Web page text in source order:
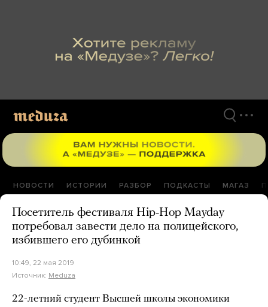
НОВОСТИ ИСТОРИИ РАЗБОР ПОДКАСТЫ МАГАЗ
Посетитель фестиваля Hip-Hop Mayday
потребовал завести дело на полицейского,
избившего его дубинкой
10:49, 22 мая 2019
Источник: Meduza
22-летний студент Высшей школы экономики